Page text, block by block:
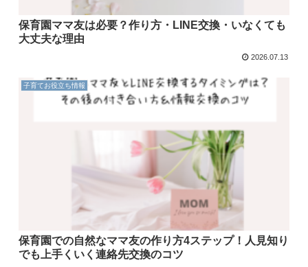
保育園ママ友は必要？作り方・LINE交換・いなくても
大丈夫な理由
2026.07.13
子育てお役立ち情報
保育園での自然なママ友の作り方4ステップ！人見知り
でも上手くいく連絡先交換のコツ